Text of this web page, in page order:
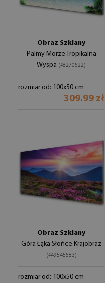
Obraz Szklany
Palmy Morze Tropikalna
Wyspa (#8270622)
rozmiar od: 100x50 cm
309.99 zł
Obraz Szklany
Góra Łąka Słońce Krajobraz
(#49545683)
rozmiar od: 100x50 cm